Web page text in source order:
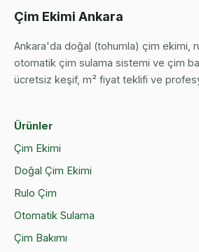
Çim Ekimi Ankara
Ankara'da doğal (tohumla) çim ekimi,
otomatik çim sulama sistemi ve çim
ücretsiz keşif, m² fiyat teklifi ve
Ürünler
Çim Ekimi
Doğal Çim Ekimi
Rulo Çim
Otomatik Sulama
Çim Bakımı